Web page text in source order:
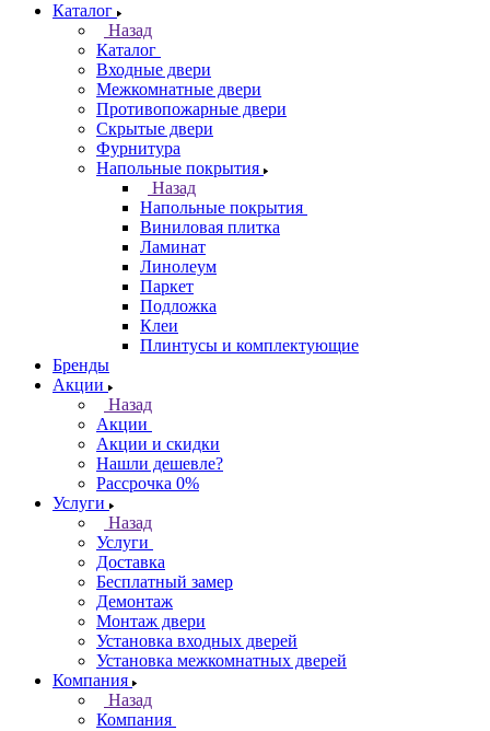
Каталог
Назад
Каталог
Входные двери
Межкомнатные двери
Противопожарные двери
Скрытые двери
Фурнитура
Напольные покрытия
Назад
Напольные покрытия
Виниловая плитка
Ламинат
Линолеум
Паркет
Подложка
Клеи
Плинтусы и комплектующие
Бренды
Акции
Назад
Акции
Акции и скидки
Нашли дешевле?
Рассрочка 0%
Услуги
Назад
Услуги
Доставка
Бесплатный замер
Демонтаж
Монтаж двери
Установка входных дверей
Установка межкомнатных дверей
Компания
Назад
Компания